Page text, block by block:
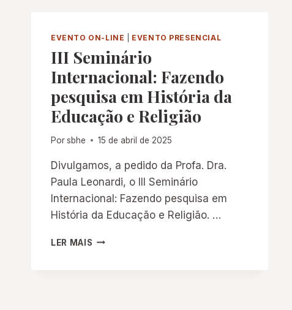
EVENTO ON-LINE EVENTO PRESENCIAL
III Seminário
Internacional: Fazendo
pesquisa em História da
Educação e Religião
Porsbhe 15 de abril de 2025
Divulgamos, a pedido da Profa. Dra.
Paula Leonardi, o III Seminário
Internacional: Fazendo pesquisa em
História da Educação e Religião. …
LER MAIS III